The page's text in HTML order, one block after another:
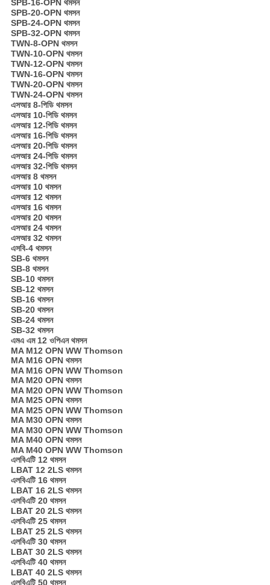
SPB-16-OPN থমসন
SPB-20-OPN থমসন
SPB-24-OPN থমসন
SPB-32-OPN থমসন
TWN-8-OPN থমসন
TWN-10-OPN থমসন
TWN-12-OPN থমসন
TWN-16-OPN থমসন
TWN-20-OPN থমসন
TWN-24-OPN থমসন
এসআর 8-পিডি থমসন
এসআর 10-পিডি থমসন
এসআর 12-পিডি থমসন
এসআর 16-পিডি থমসন
এসআর 20-পিডি থমসন
এসআর 24-পিডি থমসন
এসআর 32-পিডি থমসন
এসআর 8 থমসন
এসআর 10 থমসন
এসআর 12 থমসন
এসআর 16 থমসন
এসআর 20 থমসন
এসআর 24 থমসন
এসআর 32 থমসন
এসবি-4 থমসন
SB-6 থমসন
SB-8 থমসন
SB-10 থমসন
SB-12 থমসন
SB-16 থমসন
SB-20 থমসন
SB-24 থমসন
SB-32 থমসন
এমএ এম 12 ওপিএন থমসন
MA M12 OPN WW Thomson
MA M16 OPN থমসন
MA M16 OPN WW Thomson
MA M20 OPN থমসন
MA M20 OPN WW Thomson
MA M25 OPN থমসন
MA M25 OPN WW Thomson
MA M30 OPN থমসন
MA M30 OPN WW Thomson
MA M40 OPN থমসন
MA M40 OPN WW Thomson
এলবিএটি 12 থমসন
LBAT 12 2LS থমসন
এলবিএটি 16 থমসন
LBAT 16 2LS থমসন
এলবিএটি 20 থমসন
LBAT 20 2LS থমসন
এলবিএটি 25 থমসন
LBAT 25 2LS থমসন
এলবিএটি 30 থমসন
LBAT 30 2LS থমসন
এলবিএটি 40 থমসন
LBAT 40 2LS থমসন
এলবিএটি 50 থমসন